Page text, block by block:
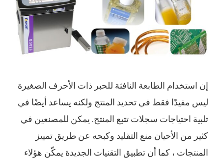
إن استخدام الطابعة النافثة للحبر ذات الأحرف الصغيرة
ليس مفيدًا فقط في تحديد المنتج ولكنه يساعد أيضًا في
تلبية احتياجات سجلات تتبع المنتج. يمكن للمصنعين في
كثير من الأحيان منع التقليد وكبحه عن طريق تمييز
المنتجات ، كما أن تطبيق التقنيات الجديدة يمكّن هؤلاء